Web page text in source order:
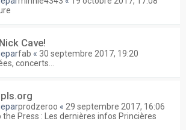
Cave!
fab « 30 septembre 2017, 19:20
concerts...
prodzeroo « 29 septembre 2017, 16:06
the Press : Les dernières infos Princières